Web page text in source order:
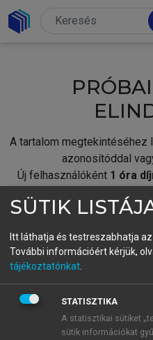
A tartalom megtekintéséhez
azonosítóddal
Új felhasználóként 1 óra
fiókoddal,vagy
A regisztráció után a
BELÉPÉS SAJÁT
SÜTIK
Itt láthatja és testreszabhatja
További információért kérjük,
tájékoztatónkat
STATISZTIKA
A statisztikai sütiket
sütik információkat